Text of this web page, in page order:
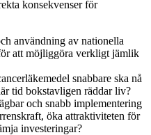
konsekvenser för
användning av nationella
att möjliggöra verkligt jämlik
snabbare ska nå
tid bokstavligen räddar liv?
och snabb implementering
öka attraktiviteten för
investeringar?